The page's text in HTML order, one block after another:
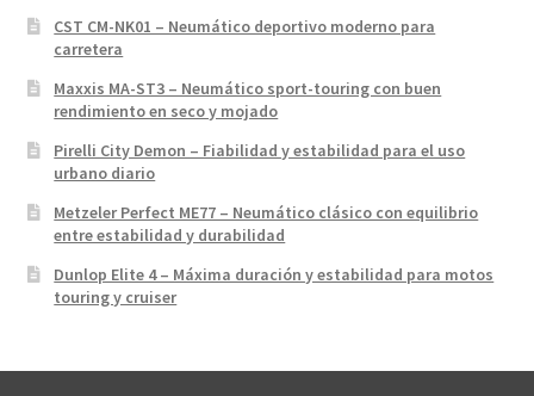
CST CM-NK01 – Neumático deportivo moderno para
carretera
Maxxis MA-ST3 – Neumático sport-touring con buen
rendimiento en seco y mojado
Pirelli City Demon – Fiabilidad y estabilidad para el uso
urbano diario
Metzeler Perfect ME77 – Neumático clásico con equilibrio
entre estabilidad y durabilidad
Dunlop Elite 4 – Máxima duración y estabilidad para motos
touring y cruiser